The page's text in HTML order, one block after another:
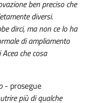
ben preciso che
diversi.
dirci, ma non ce lo ha
di ampliamento
che cosa
- prosegue
più di qualche